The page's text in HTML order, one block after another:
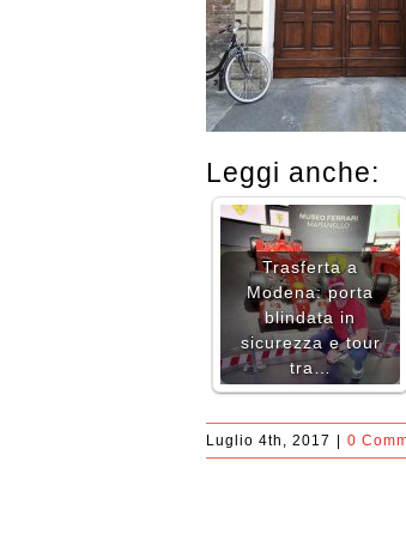
Leggi anche:
Trasferta a
Modena: porta
blindata in
sicurezza e tour
tra…
Luglio 4th, 2017 0